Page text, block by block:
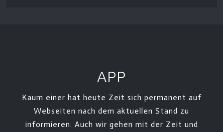
APP
Kaum einer hat heute Zeit sich permanent auf
Webseiten nach dem aktuellen Stand zu
informieren. Auch wir gehen mit der Zeit und